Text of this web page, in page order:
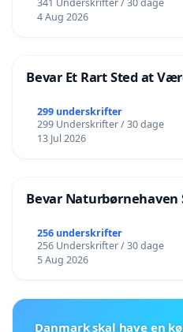
341 Underskrifter / 30 dage
4 Aug 2026
Bevar Et Rart Sted at
299 underskrifter
299 Underskrifter / 30 dage
13 Jul 2026
Bevar Naturbørnehaven
256 underskrifter
256 Underskrifter / 30 dage
5 Aug 2026
Danmark skal have en